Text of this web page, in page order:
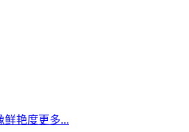
鲜艳度更多...